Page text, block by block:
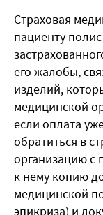
Страховая
пациенту
его жалобы,
изделий,
медицинской
если оплата
обратиться в
организацию с
к нему копию
медицинской
эпикриза) и